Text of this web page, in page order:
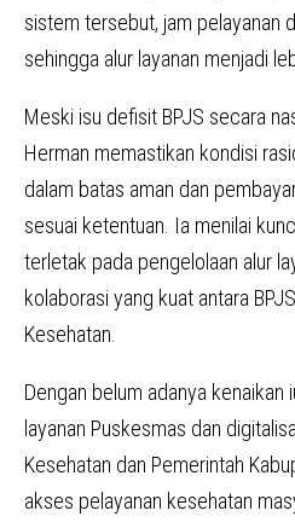
sistem tersebut, jam pelayanan
sehingga alur layanan menjadi
Meski isu defisit BPJS secara
Herman memastikan kondisi
dalam batas aman dan
sesuai ketentuan. Ia menilai
terletak pada pengelolaan alur
kolaborasi yang kuat antara
Kesehatan.
Dengan belum adanya kenaikan
layanan Puskesmas dan
Kesehatan dan Pemerintah
akses pelayanan kesehatan